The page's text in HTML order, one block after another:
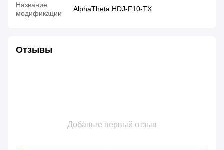
Название
модификации
AlphaTheta HDJ-F10-TX
Отзывы
Добавьте первый отзыв